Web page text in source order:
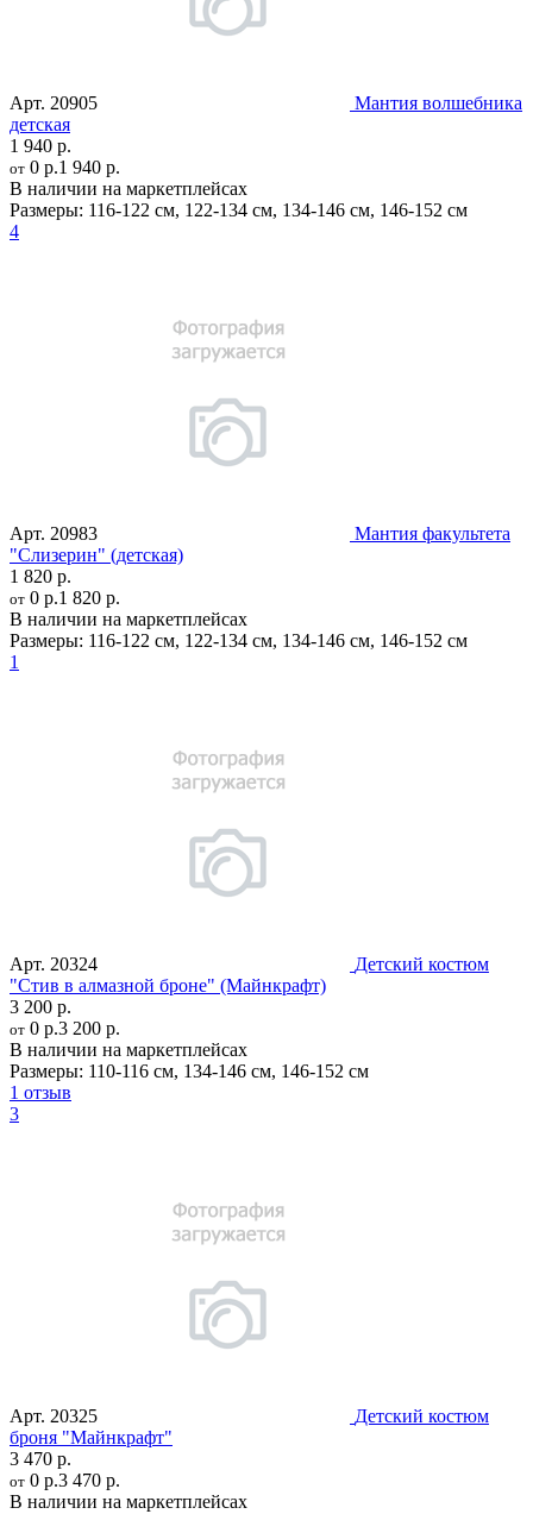
Арт. 20905
Мантия волшебника
детская
1 940 р.
от 0 р.1 940 р.
В наличии на маркетплейсах
Размеры: 116-122 см, 122-134 см, 134-146 см, 146-152 см
4
Арт. 20983
Мантия факультета
"Слизерин" (детская)
1 820 р.
от 0 р.1 820 р.
В наличии на маркетплейсах
Размеры: 116-122 см, 122-134 см, 134-146 см, 146-152 см
1
Арт. 20324
Детский костюм
"Стив в алмазной броне" (Майнкрафт)
3 200 р.
от 0 р.3 200 р.
В наличии на маркетплейсах
Размеры: 110-116 см, 134-146 см, 146-152 см
1 отзыв
3
Арт. 20325
Детский костюм
броня "Майнкрафт"
3 470 р.
от 0 р.3 470 р.
В наличии на маркетплейсах